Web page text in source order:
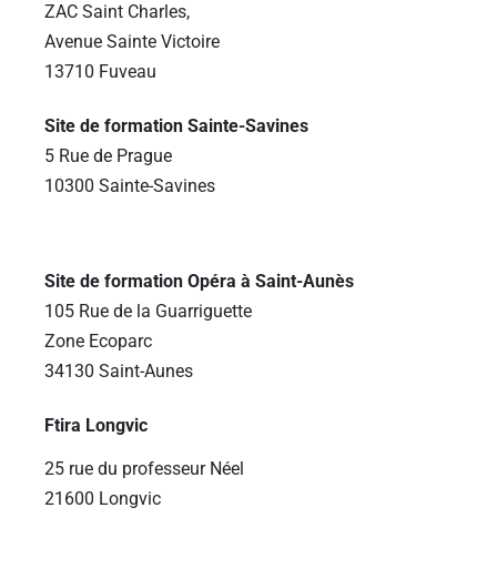
ZAC Saint Charles,
Avenue Sainte Victoire
13710 Fuveau
Site de formation Sainte-Savines
5 Rue de Prague
10300 Sainte-Savines
Site de formation Opéra à Saint-Aunès
105 Rue de la Guarriguette
Zone Ecoparc
34130 Saint-Aunes
Ftira Longvic
25 rue du professeur Néel
21600 Longvic